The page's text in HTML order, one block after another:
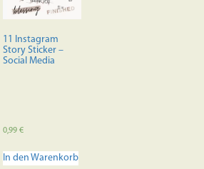
auf
11 Instagram
Story Sticker –
Social Media
0,99€
In den Warenkorb